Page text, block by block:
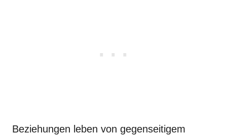
Beziehungen leben von gegenseitigem